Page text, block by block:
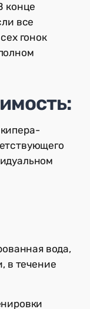
конце
все
гонок
вода,
в течение